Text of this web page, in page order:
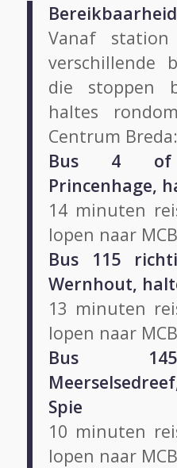
Vanaf
verschillende
die stoppen
haltes
Centrum Breda:
Bus 4 of
Princenhage,
14 minuten
lopen naar MCB
Bus 115
Wernhout,
13 minuten
lopen naar MCB
Bus
Spie
10 minuten
lopen naar MCB